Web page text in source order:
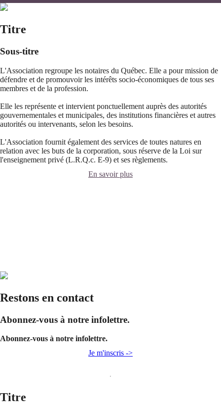
Titre
Sous-titre
L'Association regroupe les notaires du Québec. Elle a pour mission de
défendre et de promouvoir les intérêts socio-économiques de tous ses
membres et de la profession.
Elle les représente et intervient ponctuellement auprès des autorités
gouvernementales et municipales, des institutions financières et autres
autorités ou intervenants, selon les besoins.
L'Association fournit également des services de toutes natures en
relation avec les buts de la corporation, sous réserve de la Loi sur
l'enseignement privé (L.R.Q.c. E-9) et ses règlements.
En savoir plus
Restons en contact
Abonnez-vous à notre infolettre.
Abonnez-vous à notre infolettre.
Je m'inscris ->
Titre